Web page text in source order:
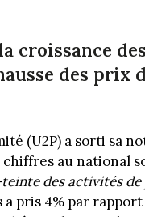
croissance
des prix
(U2P) a sorti sa
au national
des activités
pris 4% par